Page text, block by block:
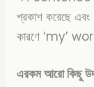
প্রকাশ করেছে
কারণে ‘my’
এরকম আরো কিছু